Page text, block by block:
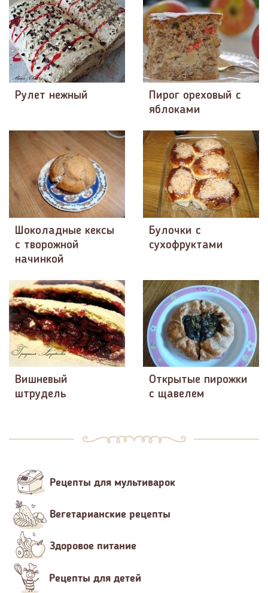
Рулет нежный
Пирог ореховый с
яблоками
Шоколадные кексы
с творожной
начинкой
Булочки с
сухофруктами
Вишневый
штрудель
Открытые пирожки
с щавелем
Рецепты для мультиварок
Вегетарианские рецепты
Здоровое питание
Рецепты для детей